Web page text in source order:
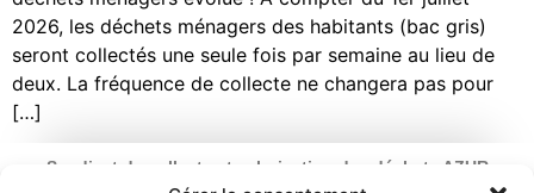
2026, les déchets ménagers des habitants (bac gris)
seront collectés une seule fois par semaine au lieu de
deux. La fréquence de collecte ne changera pas pour
[…]
Syndicat de collecte et valorisation des déchets AZUR